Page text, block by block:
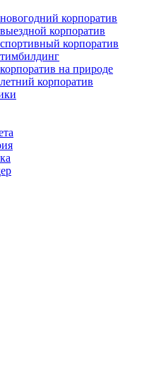
корпоратив
корпоратив
корпоратив
на природе
корпоратив